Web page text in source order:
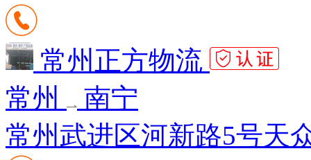
常州正方物流
常州
南宁
常州武进区河新路5号天